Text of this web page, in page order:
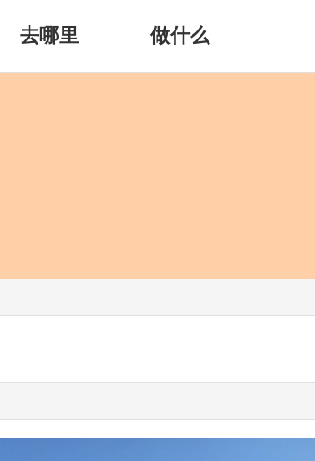
去哪里 做什么